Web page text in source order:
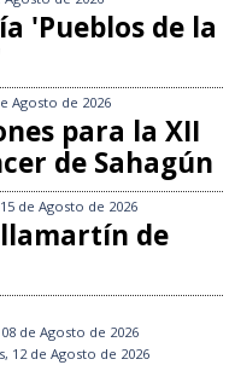
'Pueblos de la
Agosto de 2026
para la XII
de Sahagún
de Agosto de 2026
de
de Agosto de 2026
12 de Agosto de 2026